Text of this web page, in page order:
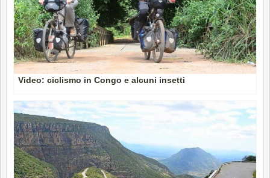
Video: ciclismo in Congo e alcuni insetti